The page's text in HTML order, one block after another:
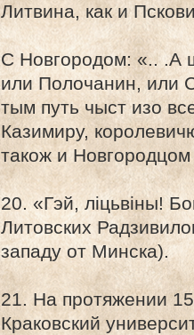
Литвина, как и
С Новгородом: «.. .А
или Полочанин, или
тым путь чыст изо
Казимиру,
також и
20. «Гэй, ліцьвіны!
Литовских
западу от Минска).
21. На протяжении
Краковский